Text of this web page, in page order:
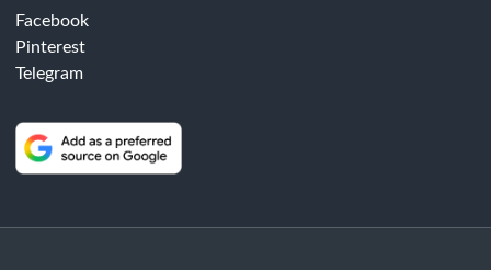
Facebook
Pinterest
Telegram